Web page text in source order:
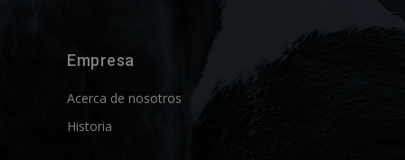
Empresa
Acerca de nosotros
Historia